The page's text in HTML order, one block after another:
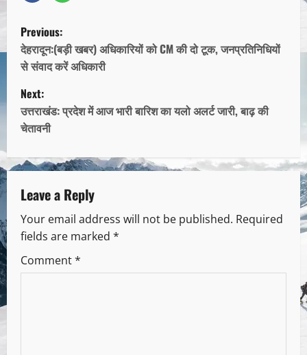
Previous:
देहरादून:(बड़ी खबर) अधिकारियों को CM की दो टूक, जनप्रतिनिधियों
से संवाद करें अधिकारी
Next:
उत्तराखंड: प्रदेश में आज भारी बारिश का यलो अलर्ट जारी, बाढ़ की
चेतावनी
Leave a Reply
Your email address will not be published. Required
fields are marked *
Comment*